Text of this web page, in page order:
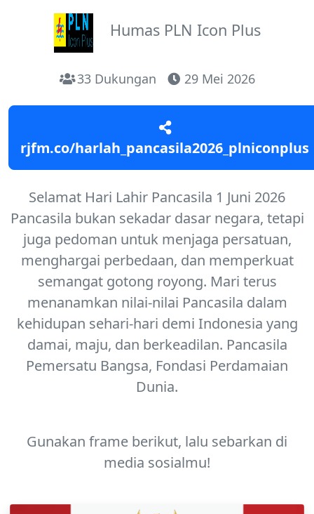
Humas PLN Icon Plus
33 Dukungan 29 Mei 2026
rjfm.co/harlah_pancasila2026_plniconplus
Selamat Hari Lahir Pancasila 1 Juni 2026
Pancasila bukan sekadar dasar negara, tetapi
juga pedoman untuk menjaga persatuan,
menghargai perbedaan, dan memperkuat
semangat gotong royong. Mari terus
menanamkan nilai-nilai Pancasila dalam
kehidupan sehari-hari demi Indonesia yang
damai, maju, dan berkeadilan. Pancasila
Pemersatu Bangsa, Fondasi Perdamaian
Dunia.
Gunakan frame berikut, lalu sebarkan di
media sosialmu!